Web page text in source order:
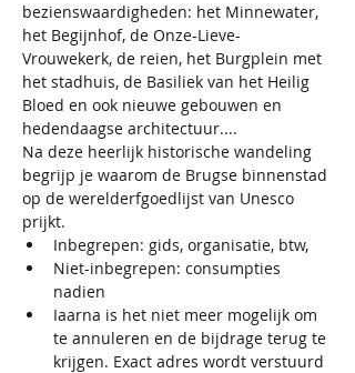
bezienswaardigheden: het Minnewater,
het Begijnhof, de Onze-Lieve-
Vrouwekerk, de reien, het Burgplein met
het stadhuis, de Basiliek van het Heilig
Bloed en ook nieuwe gebouwen en
hedendaagse architectuur....
Na deze heerlijk historische wandeling
begrijp je waarom de Brugse binnenstad
op de werelderfgoedlijst van Unesco
prijkt.
Inbegrepen: gids, organisatie, btw,
Niet-inbegrepen: consumpties
nadien
Iaarna is het niet meer mogelijk om
te annuleren en de bijdrage terug te
krijgen. Exact adres wordt verstuurd